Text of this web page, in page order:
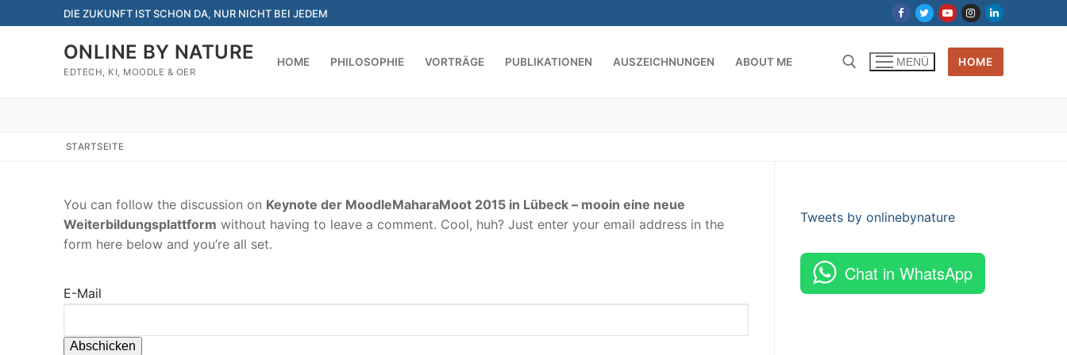
Inhalt
DIE ZUKUNFT IST SCHON DA, NUR NICHT BEI JEDEM
ONLINE BY NATURE
EDTECH, KI, MOODLE & OER
HOME PHILOSOPHIE VORTRÄGE PUBLIKATIONEN AUSZEICHNUNGEN ABOUT ME MENÜ HOME
STARTSEITE
You can follow the discussion on Keynote der MoodleMaharaMoot 2015 in Lübeck – mooin eine neue
Weiterbildungsplattform without having to leave a comment. Cool, huh? Just enter your email address in the
form here below and you’re all set.
E-Mail
Tweets by onlinebynature
Chat in WhatsApp